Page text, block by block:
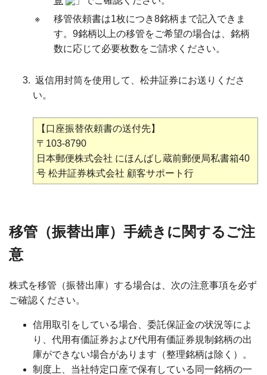
※
移管依頼書は1枚につき8銘柄まで記入できま
す。9銘柄以上の移管をご希望の場合は、銘柄
数に応じて必要枚数をご請求ください。
返信用封筒を使用して、松井証券にお送りくださ
い。
【口座振替依頼書の送付先】
〒103-8790
日本郵便株式会社 にほんばし蔵前郵便局私書箱40
号 松井証券株式会社 顧客サポート行
移管（振替出庫）手続きに関するご注
意
株式を移管（振替出庫）する場合は、次の注意事項を必ず
ご確認ください。
信用取引をしている場合、委託保証金の状況等によ
り、代用有価証券および代用有価証券規制銘柄の出
庫ができない場合があります（整理銘柄は除く）。
制度上、当社特定口座で保有している同一銘柄の一